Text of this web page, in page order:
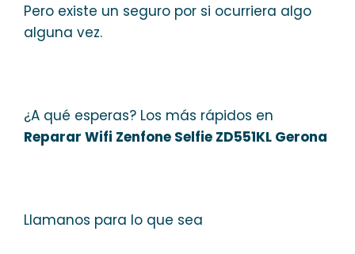
Pero existe un seguro por si ocurriera algo
alguna vez.
¿A qué esperas? Los más rápidos en
Reparar Wifi Zenfone Selfie ZD551KL Gerona
Llamanos para lo que sea